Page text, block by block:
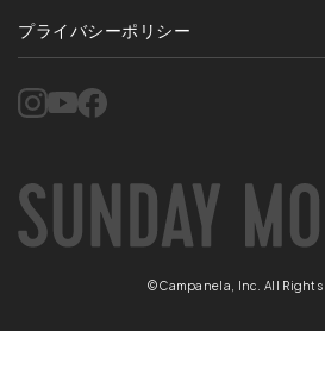
プライバシーポリシー
©Campanela, Inc. All Rights